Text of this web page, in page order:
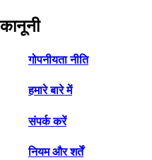
कानूनी
गोपनीयता नीति
हमारे बारे में
संपर्क करें
नियम और शर्तें